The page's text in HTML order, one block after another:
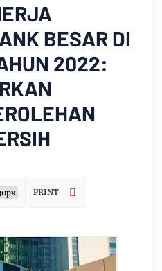
BESAR DI
2022:
PRINT